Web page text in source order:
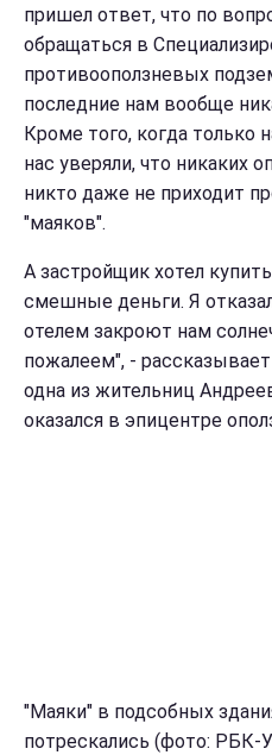
пришел ответ, что по
обращаться в
противооползневых
последние нам вообще
Кроме того, когда только
нас уверяли, что никаких
никто даже не приходит
"маяков".
А застройщик хотел
смешные деньги. Я
отелем закроют нам
пожалеем", -
одна из жительниц
оказался в эпицентре
"Маяки" в подсобных
потрескались (фото: РБК-